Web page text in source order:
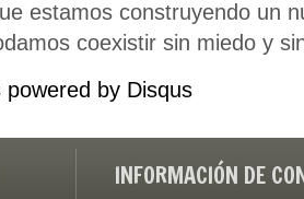
estamos construyendo un
coexistir sin miedo y
powered by Disqus
INFORMACIÓN DE